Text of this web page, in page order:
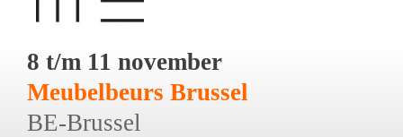
8 t/m 11 november
Meubelbeurs Brussel
BE-Brussel